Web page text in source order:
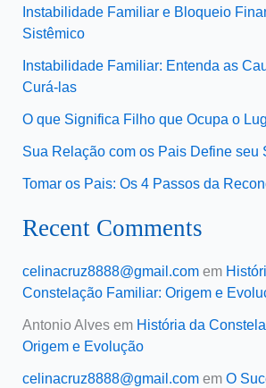
Instabilidade Familiar e Bloqueio
Sistêmico
Instabilidade Familiar: Entenda as
Curá-las
O que Significa Filho que Ocupa o
Sua Relação com os Pais Define seu
Tomar os Pais: Os 4 Passos da
Recent Comments
celinacruz8888@gmail.comem
Constelação Familiar: Origem e
Antonio Alvesem História da
Origem e Evolução
celinacruz8888@gmail.comem O